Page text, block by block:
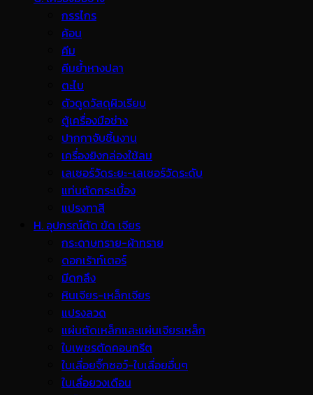
กรรไกร
ค้อน
คีม
คีมย้ำหางปลา
ตะไบ
ตัวดูดวัสดุผิวเรียบ
ตู้เครื่องมือช่าง
ปากกาจับชิ้นงาน
เครื่องยิงกล่องใช้ลม
เลเซอร์วัดระยะ-เลเซอร์วัดระดับ
แท่นตัดกระเบื้อง
แปรงทาสี
H. อุปกรณ์ตัด ขัด เจียร
กระดาษทราย-ผ้าทราย
ดอกเร้าท์เตอร์
มีดกลึง
หินเจียร-เหล็กเจียร
แปรงลวด
แผ่นตัดเหล็กและแผ่นเจียรเหล็ก
ใบเพชรตัดคอนกรีต
ใบเลื่อยจิ๊กซอว์-ใบเลื่อยอื่นๆ
ใบเลื่อยวงเดือน